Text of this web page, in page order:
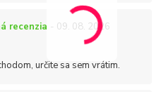
recenzia - 09. 08. 2026
určite sa sem vrátim.